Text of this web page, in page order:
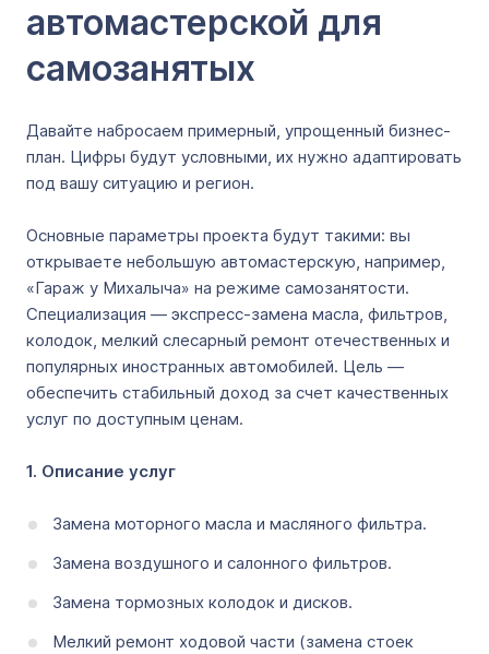
автомастерской для
самозанятых
Давайте набросаем примерный, упрощенный бизнес-
план. Цифры будут условными, их нужно адаптировать
под вашу ситуацию и регион.
Основные параметры проекта будут такими: вы
открываете небольшую автомастерскую, например,
«Гараж у Михалыча» на режиме самозанятости.
Специализация ― экспресс-замена масла, фильтров,
колодок, мелкий слесарный ремонт отечественных и
популярных иностранных автомобилей. Цель ―
обеспечить стабильный доход за счет качественных
услуг по доступным ценам.
1. Описание услуг
Замена моторного масла и масляного фильтра.
Замена воздушного и салонного фильтров.
Замена тормозных колодок и дисков.
Мелкий ремонт ходовой части (замена стоек